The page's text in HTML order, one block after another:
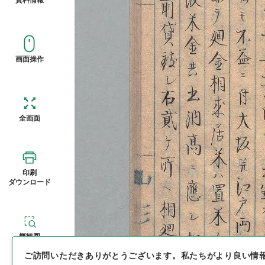
画面操作
全画面
印刷
ダウンロード
概観図
ご訪問いただきありがとうございます。 私たちがより良い情